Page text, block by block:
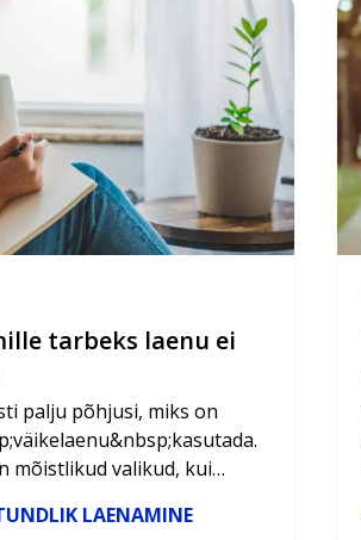
tarbeks laenu ei
palju põhjusi, miks on
mõistlikud valikud, kui
võtta.
LAENAMINE